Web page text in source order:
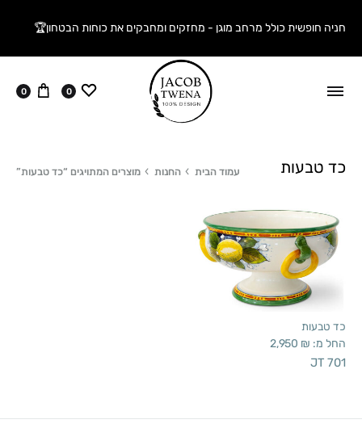
חניה חופשית כולל מרחב מוגן - מחזקים ומחבקים את כוחות הבטחון🏆
ווישליסט
0 עגלה
0
כד טבעות עמוד הבית החנות מוצרים המתויגים “כד טבעות”
כד טבעות
החל מ: 2,950 ₪
JT 701